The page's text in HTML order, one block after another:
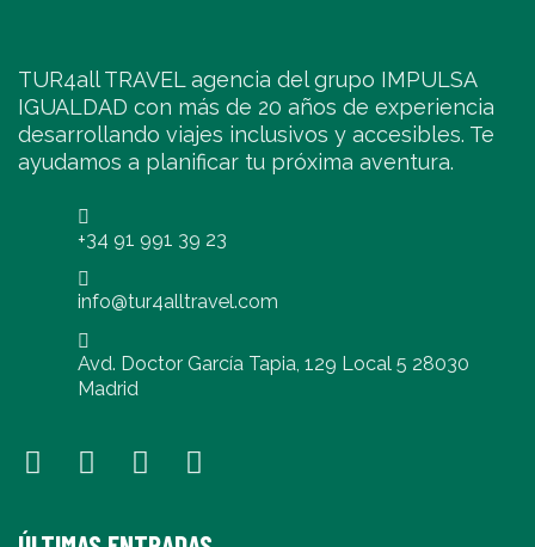
TUR4all TRAVEL agencia del grupo IMPULSA
IGUALDAD con más de 20 años de experiencia
desarrollando viajes inclusivos y accesibles. Te
ayudamos a planificar tu próxima aventura.
+34 91 991 39 23
info@tur4alltravel.com
Avd. Doctor García Tapia, 129 Local 5 28030
Madrid